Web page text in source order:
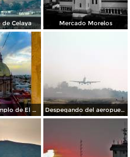
Celaya Mercado Morelos
Cupula del templo de El Carmen. Despegando del aeropuerto de Celaya